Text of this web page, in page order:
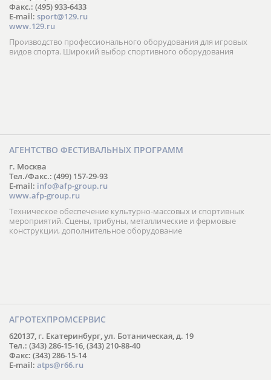
Факс.: (495) 933-6433
E-mail: sport@129.ru
www.129.ru
Производство профессионального оборудования для игровых
видов спорта. Широкий выбор спортивного оборудования
АГЕНТСТВО ФЕСТИВАЛЬНЫХ ПРОГРАММ
г. Москва
Тел./Факс.: (499) 157-29-93
E-mail: info@afp-group.ru
www.afp-group.ru
Техническое обеспечение культурно-массовых и спортивных
мероприятий. Сцены, трибуны, металлические и фермовые
конструкции, дополнительное оборудование
АГРОТЕХПРОМСЕРВИС
620137, г. Екатеринбург, ул. Ботаническая, д. 19
Тел.: (343) 286-15-16, (343) 210-88-40
Факс: (343) 286-15-14
E-mail: atps@r66.ru